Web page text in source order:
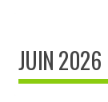
JUIN 2026